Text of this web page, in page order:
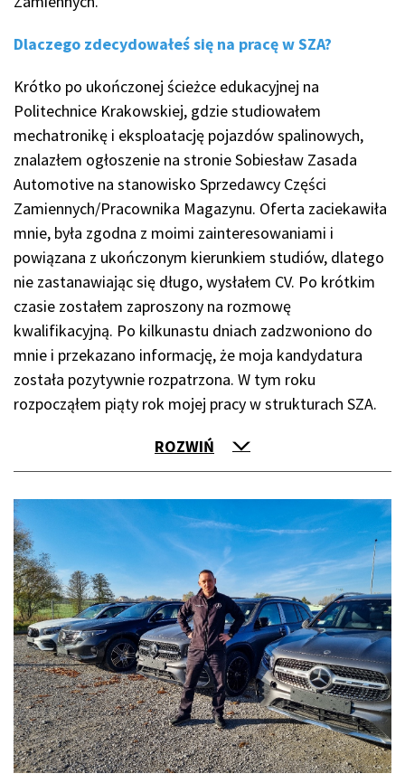
Dlaczego zdecydowałeś się na pracę w SZA?
Krótko po ukończonej ścieżce edukacyjnej na
Politechnice Krakowskiej, gdzie studiowałem
mechatronikę i eksploatację pojazdów spalinowych,
znalazłem ogłoszenie na stronie Sobiesław Zasada
Automotive na stanowisko Sprzedawcy Części
Zamiennych/Pracownika Magazynu. Oferta zaciekawiła
mnie, była zgodna z moimi zainteresowaniami i
powiązana z ukończonym kierunkiem studiów, dlatego
nie zastanawiając się długo, wysłałem CV. Po krótkim
czasie zostałem zaproszony na rozmowę
kwalifikacyjną. Po kilkunastu dniach zadzwoniono do
mnie i przekazano informację, że moja kandydatura
została pozytywnie rozpatrzona. W tym roku
rozpocząłem piąty rok mojej pracy w strukturach SZA.
ROZWIŃ